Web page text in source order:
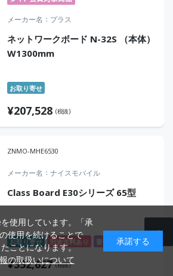
メーカー名 プラス
ネットワークボード N-32S （本体）
W1300mm
お取り寄せ
¥207,528 (税抜)
ZNMO-MHE6530
メーカー名 ナイスモバイル
Class Board E30シリーズ 65型
お取り寄せ 別途送料あり 要申請
¥352,627 (税抜)
使用しています。「承
使用を続けることで
ことになります。
の取扱いについて
承諾する